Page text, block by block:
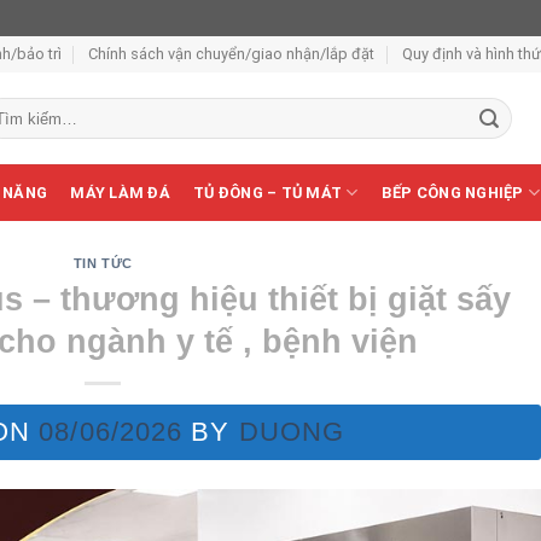
bảo trì Chính sách vận chuyển/giao nhận/lắp đặt Quy định và hình
MÁY LÀM ĐÁ TỦ ĐÔNG – TỦ MÁT BẾP CÔNG NGHIỆP
TIN TỨC
– thương hiệu thiết bị giặt sấy
ngành y tế , bệnh viện
08/06/2026 BY DUONG